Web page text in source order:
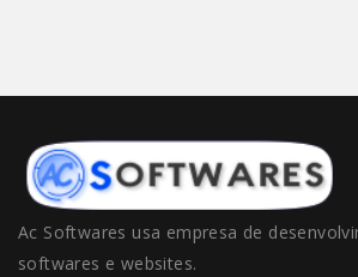
Ac Softwares usa empresa de
softwares e websites.